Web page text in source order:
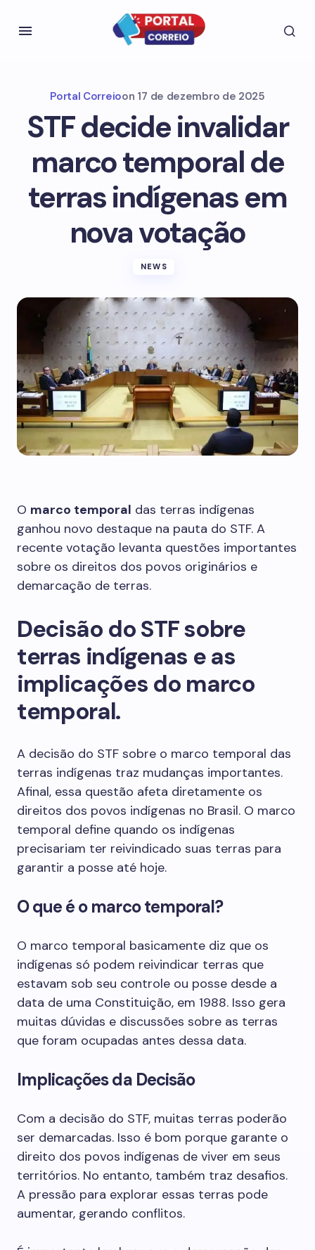
Portal Correioon 17 de dezembro de 2025
STF decide invalidar
marco temporal de
terras indígenas em
nova votação
NEWS
O marco temporal das terras indígenas
ganhou novo destaque na pauta do STF. A
recente votação levanta questões importantes
sobre os direitos dos povos originários e
demarcação de terras.
Decisão do STF sobre
terras indígenas e as
implicações do marco
temporal.
A decisão do STF sobre o marco temporal das
terras indígenas traz mudanças importantes.
Afinal, essa questão afeta diretamente os
direitos dos povos indígenas no Brasil. O marco
temporal define quando os indígenas
precisariam ter reivindicado suas terras para
garantir a posse até hoje.
O que é o marco temporal?
O marco temporal basicamente diz que os
indígenas só podem reivindicar terras que
estavam sob seu controle ou posse desde a
data de uma Constituição, em 1988. Isso gera
muitas dúvidas e discussões sobre as terras
que foram ocupadas antes dessa data.
Implicações da Decisão
Com a decisão do STF, muitas terras poderão
ser demarcadas. Isso é bom porque garante o
direito dos povos indígenas de viver em seus
territórios. No entanto, também traz desafios.
A pressão para explorar essas terras pode
aumentar, gerando conflitos.